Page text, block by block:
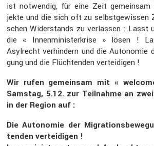
ist notwendig, für eine Zeit
jekte und die sich oft zu
schen Wider­stands zu verlassen : Lasst
die « Innen­mi­nis­ter­krise » lösen !
Asylrecht verhin­dern und die Autonomie
gung und die Flüch­tenden vertei­digen !
Wir rufen gemeinsam mit «
Samstag, 5.12. zur Teilnahme an
in der Region auf :
Die Autonomie der
tenden vertei­digen !